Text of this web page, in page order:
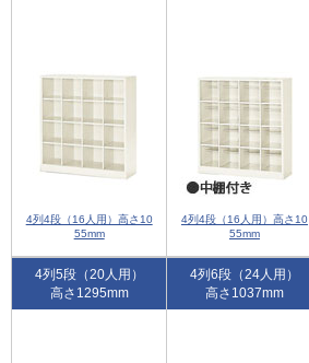
4列4段（16人用）高さ10
55mm
4列4段（16人用）高さ10
55mm
4列5段（20人用）
高さ1295mm
4列6段（24人用）
高さ1037mm